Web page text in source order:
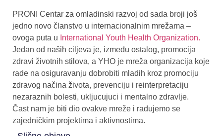
PRONI Centar za omladinski razvoj od sada broji još
jedno novo članstvo u internacionalnim mrežama –
ovoga puta u International Youth Health Organization.
Jedan od naših ciljeva je, između ostalog, promocija
zdravi životnih stilova, a YHO je mreža organizacija koje
rade na osiguravanju dobrobiti mladih kroz promociju
zdravog načina života, prevenciju i reinterpretaciju
nezaraznih bolesti, ukljucujuci i mentalno zdravlje.
Čast nam je biti dio ovakve mreže i radujemo se
zajedničkim projektima i aktivnostima.